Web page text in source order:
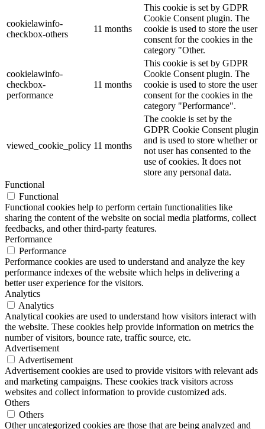
cookielawinfo-
checkbox-others
11 months
This cookie is set by GDPR
Cookie Consent plugin. The
cookie is used to store the user
consent for the cookies in the
category "Other.
cookielawinfo-
checkbox-
performance
11 months
This cookie is set by GDPR
Cookie Consent plugin. The
cookie is used to store the user
consent for the cookies in the
category "Performance".
viewed_cookie_policy 11 months
The cookie is set by the
GDPR Cookie Consent plugin
and is used to store whether or
not user has consented to the
use of cookies. It does not
store any personal data.
Functional
Functional
Functional cookies help to perform certain functionalities like
sharing the content of the website on social media platforms, collect
feedbacks, and other third-party features.
Performance
Performance
Performance cookies are used to understand and analyze the key
performance indexes of the website which helps in delivering a
better user experience for the visitors.
Analytics
Analytics
Analytical cookies are used to understand how visitors interact with
the website. These cookies help provide information on metrics the
number of visitors, bounce rate, traffic source, etc.
Advertisement
Advertisement
Advertisement cookies are used to provide visitors with relevant ads
and marketing campaigns. These cookies track visitors across
websites and collect information to provide customized ads.
Others
Others
Other uncategorized cookies are those that are being analyzed and